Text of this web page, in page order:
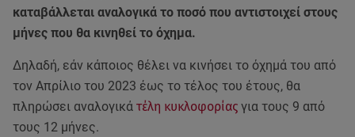
καταβάλλεται αναλογικά το ποσό που αντιστοιχεί στους
μήνες που θα κινηθεί το όχημα.
Δηλαδή, εάν κάποιος θέλει να κινήσει το όχημά του από
τον Απρίλιο του 2023 έως το τέλος του έτους, θα
πληρώσει αναλογικά τέλη κυκλοφορίας για τους 9 από
τους 12 μήνες.